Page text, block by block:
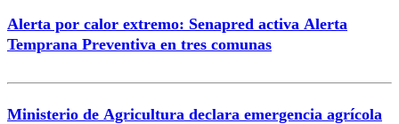
Alerta por calor extremo: Senapred activa Alerta
Temprana Preventiva en tres comunas
Ministerio de Agricultura declara emergencia agrícola